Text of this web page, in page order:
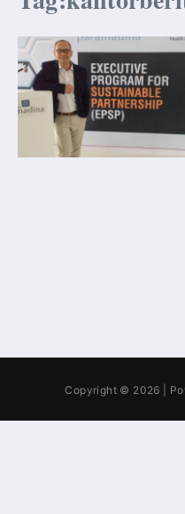
Copyright © 2026 |